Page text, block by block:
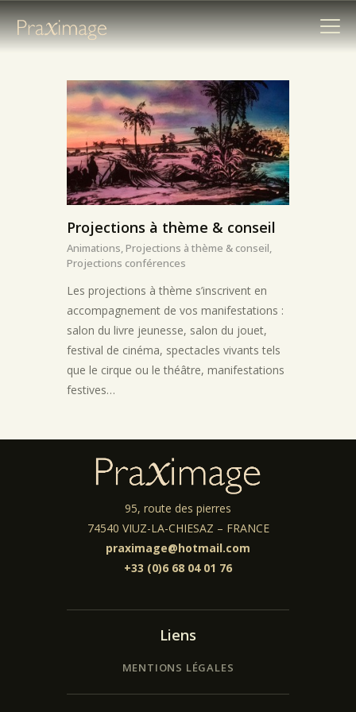
MALLES
PÉDAGOGIQUES
ANIMATIONS
EXPOSITIONS
FORMATIONS PRÉ-
CINÉMA
Projections à thème & conseil
Animations,Projections à thème & conseil,
Projections conférences
Les projections à thème s’inscrivent en
accompagnement de vos manifestations :
salon du livre jeunesse, salon du jouet,
festival de cinéma, spectacles vivants tels
que le cirque ou le théâtre, manifestations
festives…
95, route des pierres
74540 VIUZ-LA-CHIESAZ – FRANCE
praximage@hotmail.com
+33 (0)6 68 04 01 76
Liens
MENTIONS LÉGALES